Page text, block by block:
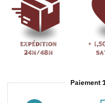
Paiement